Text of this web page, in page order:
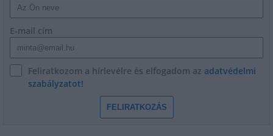
E-mail cím
Feliratkozom a hírlevélre és elfogadom az adatvédelmi
szabályzatot!
FELIRATKOZÁS